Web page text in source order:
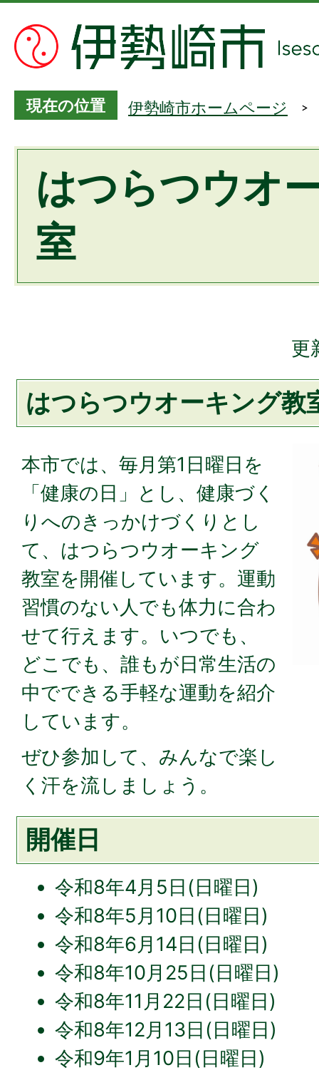
現在の位置 伊勢崎市ホームページ
はつらつウオ
室
更
はつらつウオーキング教
本市では、毎月第1日曜日を
「健康の日」とし、健康づく
りへのきっかけづくりとし
て、はつらつウオーキング
教室を開催しています。運動
習慣のない人でも体力に合わ
せて行えます。いつでも、
どこでも、誰もが日常生活の
中でできる手軽な運動を紹介
しています。
ぜひ参加して、みんなで楽し
く汗を流しましょう。
開催日
令和8年4月5日(日曜日)
令和8年5月10日(日曜日)
令和8年6月14日(日曜日)
令和8年10月25日(日曜日)
令和8年11月22日(日曜日)
令和8年12月13日(日曜日)
令和9年1月10日(日曜日)